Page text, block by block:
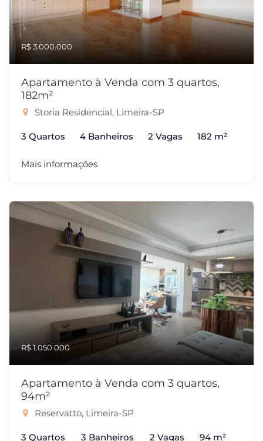
R$ 3.000.000
Apartamento à Venda com 3 quartos,
182m²
Storia Residencial, Limeira-SP
3 Quartos 4 Banheiros 2 Vagas 182 m²
Mais informações
R$ 1.050.000
Apartamento à Venda com 3 quartos,
94m²
Reservatto, Limeira-SP
3 Quartos 3 Banheiros 2 Vagas 94 m²